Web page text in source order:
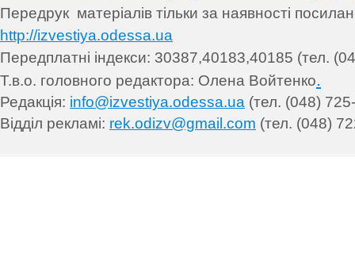
Передрук матеріалів тільки за наявності
http://izvestiya.odessa.ua
Передплатні індекси: 30387,40183,40185 (тел.
Т.в.о. головного редактора: Олена Войтенко.
Редакція: info@izvestiya.odessa.ua (тел. (048)
Відділ рекламі: rek.odizv@gmail.com (тел. (048)